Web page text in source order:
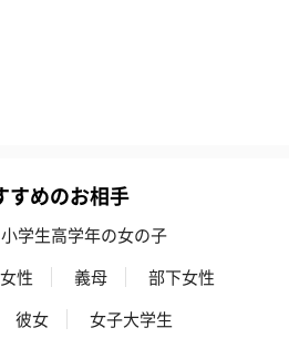
すめです。新生活を彩るギフトオプ
ます。
すめのお相手
小学生高学年の女の子
性 義母
部下女性
彼女
女子大学生